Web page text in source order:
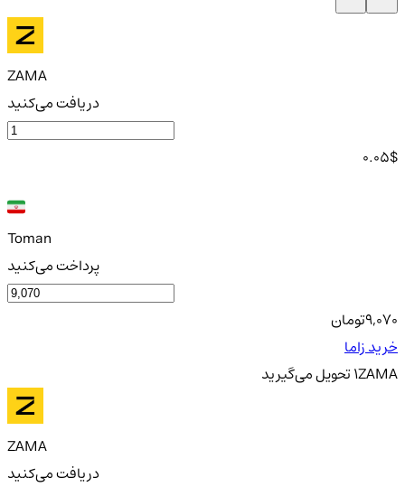
ZAMA
دریافت می‌کنید
0.05$
Toman
پرداخت می‌کنید
9,070تومان
خرید زاما
1ZAMAتحویلمی‌گیرید
ZAMA
دریافت می‌کنید